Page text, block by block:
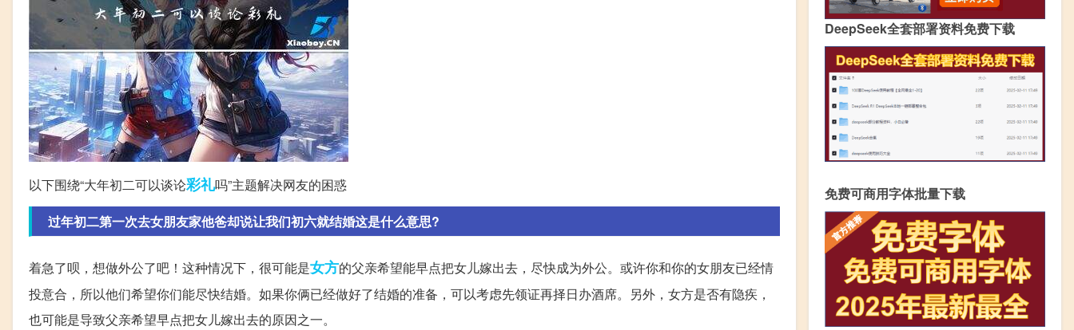
以下围绕“大年初二可以谈论彩礼吗”主题解决网友的困惑
过年初二第一次去女朋友家他爸却说让我们初六就结婚这是什么意思?
着急了呗，想做外公了吧！这种情况下，很可能是女方的父亲希望能早点把女儿嫁出去，尽快成为外公。或许你和你的女朋友已经情
投意合，所以他们希望你们能尽快结婚。如果你俩已经做好了结婚的准备，可以考虑先领证再择日办酒席。另外，女方是否有隐疾，
也可能是导致父亲希望早点把女儿嫁出去的原因之一。
DeepSeek全套部署资料免费下载
免费可商用字体批量下载